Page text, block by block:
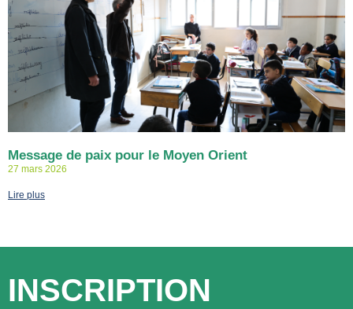
Message de paix pour le Moyen Orient
27 mars 2026
Lire plus
INSCRIPTION